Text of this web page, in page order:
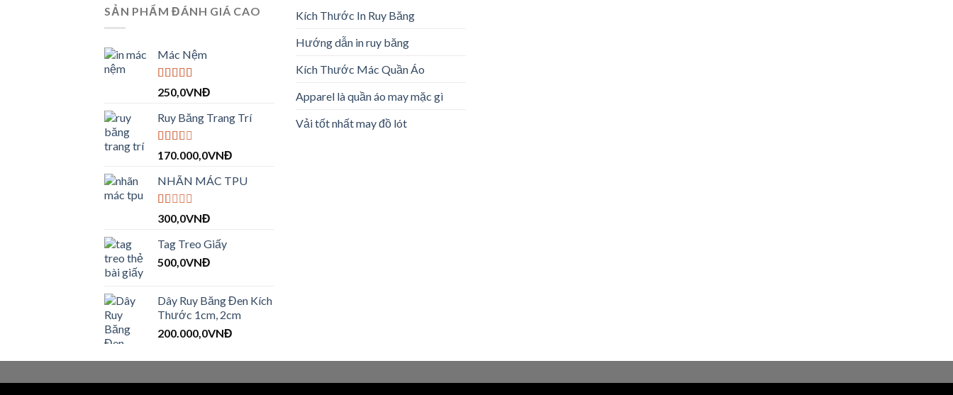
SẢN PHẨM ĐÁNH GIÁ CAO
Mác Nệm
Được xếp
hạng
5 sao
250,0VNĐ
Ruy Băng Trang Trí
Được
hạng
2.09
5 sao
170.000,0VNĐ
NHÃN MÁC TPU
Được
hạng
1.00
5
300,0VNĐ
Tag Treo Giấy
500,0VNĐ
Dây Ruy Băng Đen Kích
Thước 1cm, 2cm
200.000,0VNĐ
Kích Thước In Ruy Băng
Hướng dẫn in ruy băng
Kích Thước Mác Quần Áo
Apparel là quần áo may mặc gì
Vải tốt nhất may đồ lót